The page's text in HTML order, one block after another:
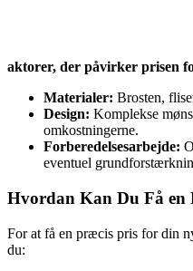
aktorer, der påvirker prisen
Materialer: Brosten,
Design: Komplekse
omkostningerne.
Forberedelsesarbejde:
eventuel
Hvordan Kan Du Få en
For at få en præcis pris for din
du: